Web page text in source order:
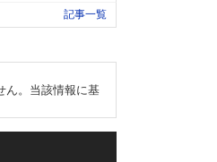
記事一覧
ん。当該情報に基